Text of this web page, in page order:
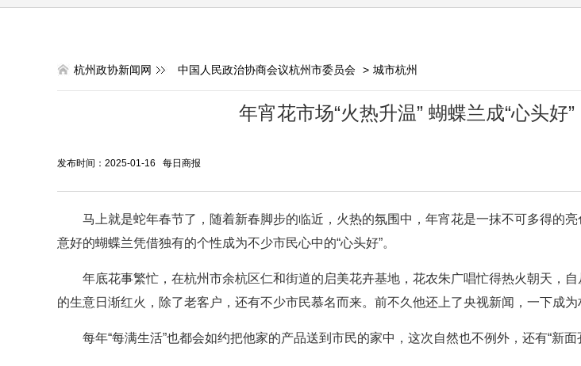
杭州政协新闻网 中国人民政治协商会议杭州市委员会 > 城市杭州
年宵花市场“火热升温” 蝴蝶兰成“心头好”
发布时间：2025-01-16 每日商报
马上就是蛇年春节了，随着新春脚步的临近，火热的氛围中，年宵花是一抹不可多得的
意好的蝴蝶兰凭借独有的个性成为不少市民心中的“心头好”。
年底花事繁忙，在杭州市余杭区仁和街道的启美花卉基地，花农朱广唱忙得热火朝天，
的生意日渐红火，除了老客户，还有不少市民慕名而来。前不久他还上了央视新闻，一下成为
每年“每满生活”也都会如约把他家的产品送到市民的家中，这次自然也不例外，还有“新面